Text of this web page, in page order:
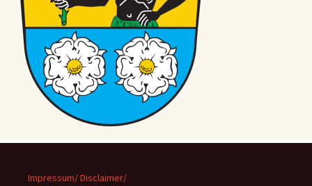
Impressum/ Disclaimer/